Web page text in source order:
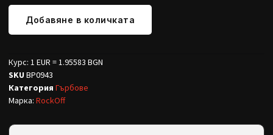
Добавяне в количката
Курс: 1 EUR = 1.95583 BGN
SKU BP0943
Категория Гърбове
Марка: RockOff